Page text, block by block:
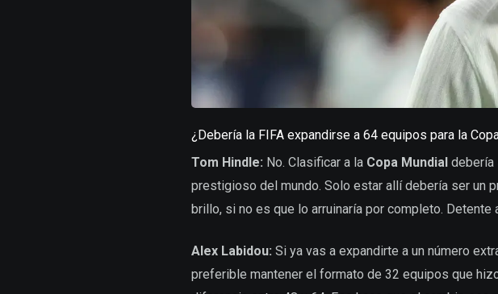
¿Debería la FIFA expandirse a 64 equipos para la
Tom Hindle: No. Clasificar a la Copa Mundial debería
prestigioso del mundo. Solo estar allí debería ser un
brillo, si no es que lo arruinaría por completo. Detente
Alex Labidou: Si ya vas a expandirte a un número
preferible mantener el formato de 32 equipos que